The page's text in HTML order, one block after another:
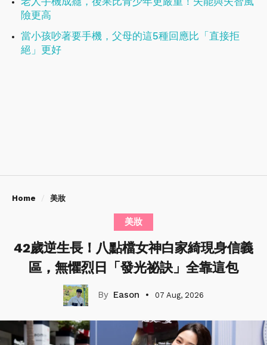
險更高
當小孩吵著要手機，父母的這5種回應比「直接拒
絕」更好
Home 美妝
美妝
42歲逆生長！八點檔女神白家綺現身信義
區，無懼烈日「發光祕訣」全靠這包
Eason 07 Aug, 2026